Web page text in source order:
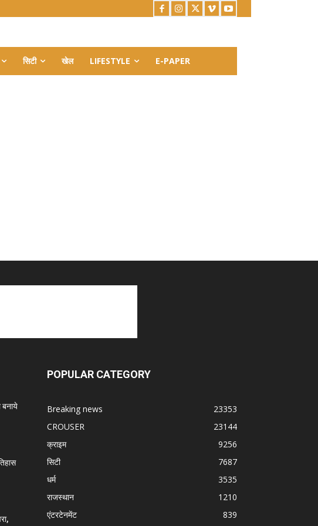
सिटी खेल LIFESTYLE E-PAPER
बनाये
POPULAR CATEGORY
Breaking news
23353
CROUSER
23144
क्राइम
9256
सिटी
7687
धर्म
3535
राजस्थान
1210
एंटरटेनमेंट
839